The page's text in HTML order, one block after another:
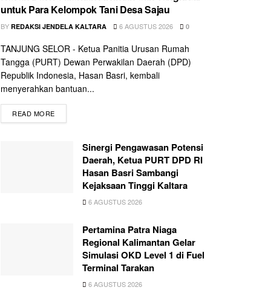
untuk Para Kelompok Tani Desa Sajau
BY REDAKSI JENDELA KALTARA 6 AGUSTUS 2026 0
TANJUNG SELOR - Ketua Panitia Urusan Rumah
Tangga (PURT) Dewan Perwakilan Daerah (DPD)
Republik Indonesia, Hasan Basri, kembali
menyerahkan bantuan...
READ MORE
Sinergi Pengawasan Potensi
Daerah, Ketua PURT DPD RI
Hasan Basri Sambangi
Kejaksaan Tinggi Kaltara
6 AGUSTUS 2026
Pertamina Patra Niaga
Regional Kalimantan Gelar
Simulasi OKD Level 1 di Fuel
Terminal Tarakan
6 AGUSTUS 2026